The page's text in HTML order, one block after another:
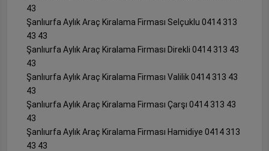
43
Şanlıurfa Aylık Araç Kiralama Firması Selçuklu 0414 313
43 43
Şanlıurfa Aylık Araç Kiralama Firması Direkli 0414 313 43
43
Şanlıurfa Aylık Araç Kiralama Firması Valilik 0414 313 43
43
Şanlıurfa Aylık Araç Kiralama Firması Çarşı 0414 313 43
43
Şanlıurfa Aylık Araç Kiralama Firması Hamidiye 0414 313
43 43